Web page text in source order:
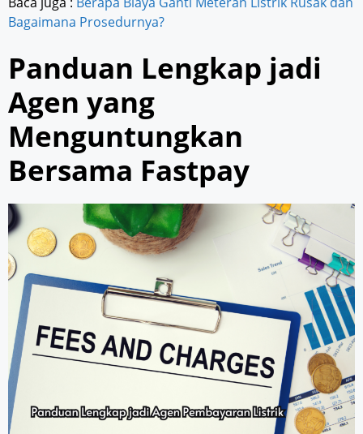
Bagaimana Prosedurnya?
Panduan Lengkap jadi
Agen yang
Menguntungkan
Bersama Fastpay